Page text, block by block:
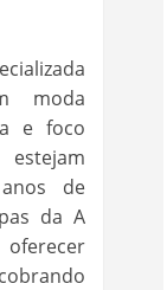
moda
e foco
de
da A